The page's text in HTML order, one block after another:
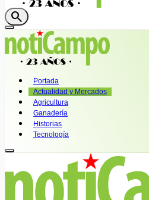
search
Portada
Actualidad y Mercados
Agricultura
Ganadería
Historias
Tecnología